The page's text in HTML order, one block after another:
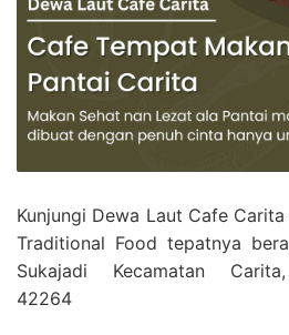
Kunjungi Dewa Laut Cafe
Traditional Food tepatnya
Sukajadi Kecamatan Carita,
42264